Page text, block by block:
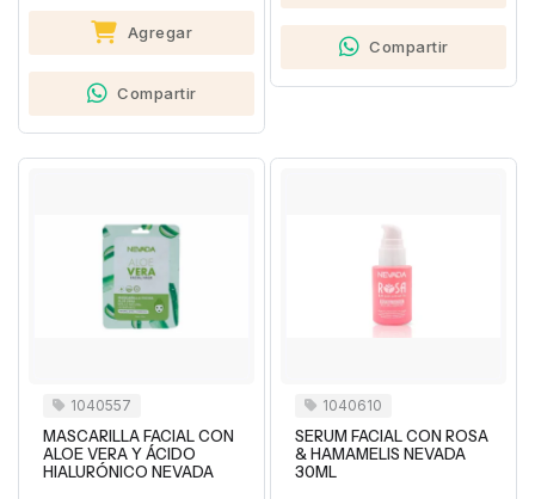
Agregar
Compartir
Compartir
1040557
MASCARILLA FACIAL CON
ALOE VERA Y ÁCIDO
HIALURÓNICO NEVADA
1040610
SERUM FACIAL CON ROSA
& HAMAMELIS NEVADA
30ML